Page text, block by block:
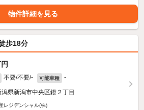
物件詳細を見る
歩18分
不要/不要/- 可能車種 -
潟県新潟市中央区鐙２丁目
レジデンシャル(株)